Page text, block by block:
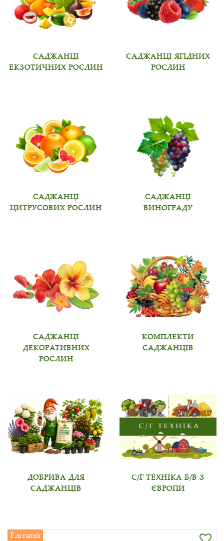
САДЖАНЦІ
ЕКЗОТИЧНИХ РОСЛИН
САДЖАНЦІ ЯГІДНИХ
РОСЛИН
САДЖАНЦІ
ЦИТРУСОВИХ РОСЛИН
САДЖАНЦІ
ВИНОГРАДУ
САДЖАНЦІ
ДЕКОРАТИВНИХ
РОСЛИН
КОМПЛЕКТИ
САДЖАНЦІВ
ДОБРИВА ДЛЯ
САДЖАНЦІВ
С/Г ТЕХНІКА Б/В З
ЄВРОПИ
Елітний